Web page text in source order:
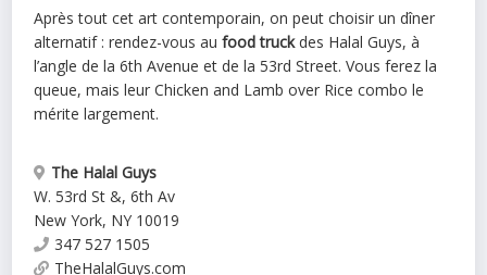
Après tout cet art contemporain, on peut choisir un dîner
alternatif : rendez-vous aufood truckdes Halal Guys, à
l’angle de la 6th Avenue et de la 53rd Street. Vous ferez la
queue, mais leur Chicken and Lamb over Rice combo le
mérite largement.
The Halal Guys
W. 53rd St &, 6th Av
New York, NY 10019
347 527 1505
TheHalalGuys.com